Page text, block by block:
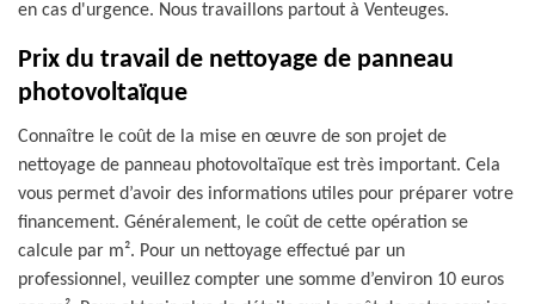
en cas d'urgence. Nous travaillons partout à Venteuges.
Prix du travail de nettoyage de panneau
photovoltaïque
Connaître le coût de la mise en œuvre de son projet de
nettoyage de panneau photovoltaïque est très important. Cela
vous permet d’avoir des informations utiles pour préparer votre
financement. Généralement, le coût de cette opération se
calcule par m². Pour un nettoyage effectué par un
professionnel, veuillez compter une somme d’environ 10 euros